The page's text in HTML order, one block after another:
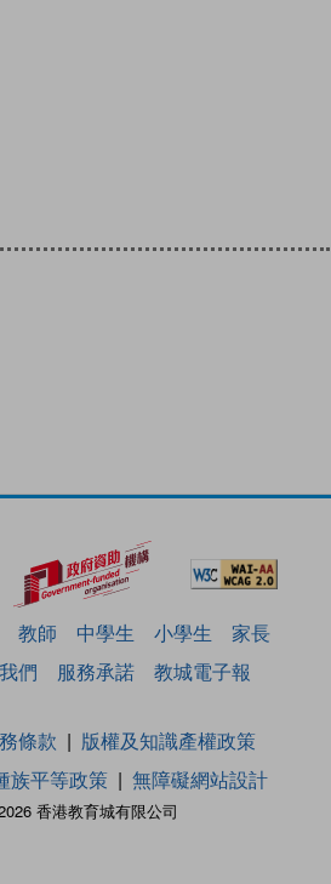
教師 中學生 小學生
家長
們 服務承諾 教城電子報
香港教育城有限公司
條款
版權及知識產權政策
族平等政策 無障礙網站設計